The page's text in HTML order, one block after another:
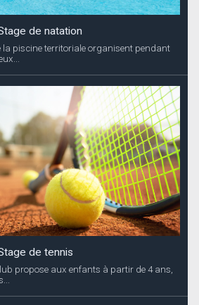
de natation
la piscine territoriale organisent pendant
de tennis
propose aux enfants à partir de 4 ans,